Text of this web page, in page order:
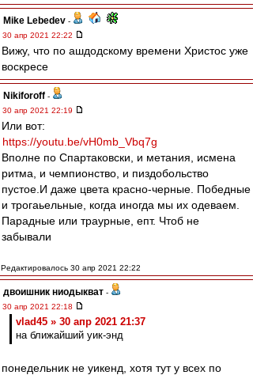
Mike Lebedev -
30 апр 2021 22:22
Вижу, что по ашдодскому времени Христос уже
воскресе
Nikiforoff -
30 апр 2021 22:19
Или вот:
https://youtu.be/vH0mb_Vbq7g
Вполне по Спартаковски, и метания, исмена
ритма, и чемпионство, и пиздобольство
пустое.И даже цвета красно-черные. Победные
и трогаьельные, когда иногда мы их одеваем.
Парадные или траурные, епт. Чтоб не
забывали
Редактировалось 30 апр 2021 22:22
двоишник ниодыкват -
30 апр 2021 22:18
vlad45 » 30 апр 2021 21:37
на ближайший уик-энд
понедельник не уикенд, хотя тут у всех по